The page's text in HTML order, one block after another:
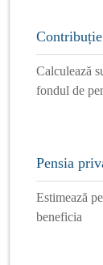
Calculează
fondul de
Pensia
Estimează
beneficia